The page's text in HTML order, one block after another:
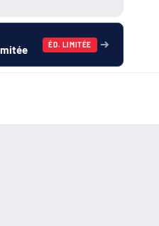
ÉD. LIMITÉE